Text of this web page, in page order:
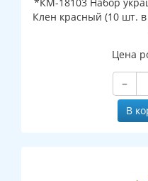
*КМ-18103 Набор
Клен красный (10 шт.
Цена
−
В